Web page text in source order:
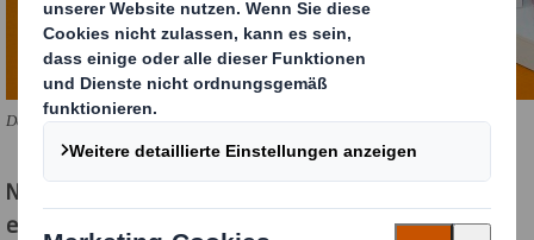
Der Messestand von DS Smith auf der Internet World Expo.
Neben dem Messestand waren DS Smith auch mit
einem Vortrag vertreten: Isabel Rocher,
Head of E-